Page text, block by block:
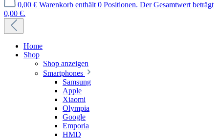
0,00 € Warenkorb enthält 0 Positionen. Der Gesamtwert beträgt
0,00 €.
Home
Shop
Shop anzeigen
Smartphones
Samsung
Apple
Xiaomi
Olympia
Google
Emporia
HMD